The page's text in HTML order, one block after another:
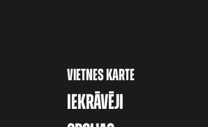
VIETNES KARTE
IEKRĀVĒJI